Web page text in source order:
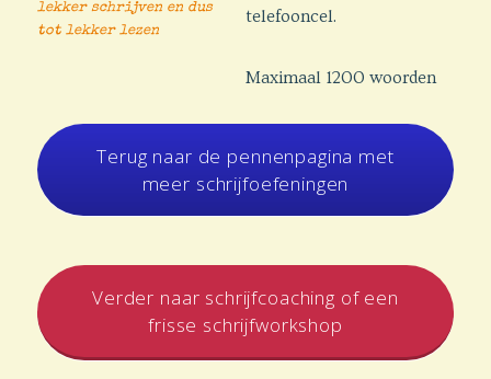
lekker schrijven en dus
tot lekker lezen
telefooncel.
Maximaal 1200 woorden
Terug naar de pennenpagina met
meer schrijfoefeningen
Verder naar schrijfcoaching of een
frisse schrijfworkshop